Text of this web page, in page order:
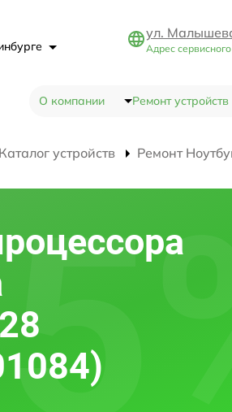
ул.
Адрес
О компании Ремонт устройств
Каталог устройств Ремонт